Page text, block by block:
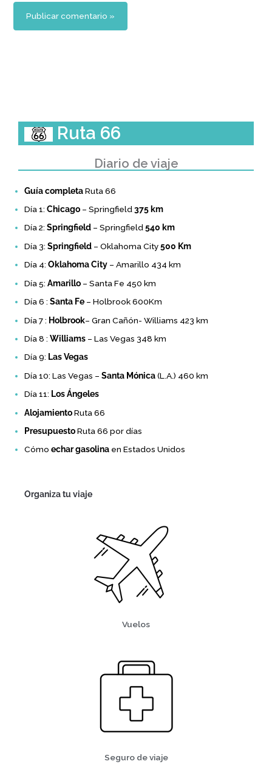
Ruta 66
Diario de viaje
Guía completaRuta 66
Día 1: Chicago – Springfield 375 km
Día 2: Springfield – Springfield540 km
Día 3: Springfield – Oklahoma City500 Km
Día 4: Oklahoma City – Amarillo 434 km
Día 5: Amarillo – Santa Fe 450 km
Día 6 : Santa Fe – Holbrook 600Km
Día 7 : Holbrook– Gran Cañón- Williams 423 km
Día 8 : Williams – Las Vegas 348 km
Día 9: Las Vegas
Día 10: Las Vegas – Santa Mónica(L.A.) 460 km
Día 11: Los Ángeles
AlojamientoRuta 66
PresupuestoRuta 66 por días
Cómo echar gasolina en Estados Unidos
Organiza tu viaje
Vuelos
Seguro de viaje